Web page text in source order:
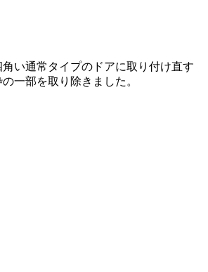
い通常タイプのドアに取り付け直す
一部を取り除きました。